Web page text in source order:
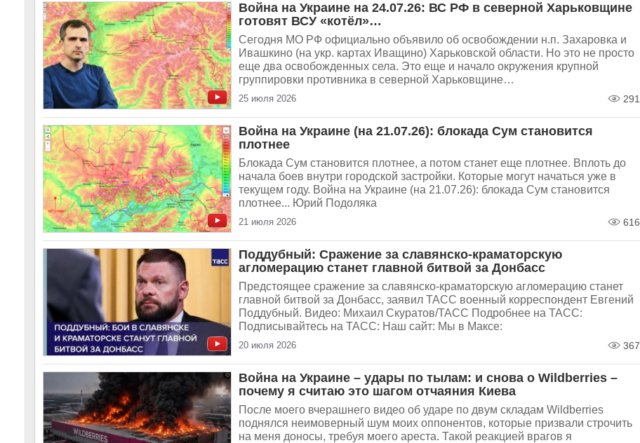
Война на Украине на 24.07.26: ВС РФ в северной Харьковщине
готовят ВСУ «котёл»…
Сегодня МО РФ официально объявило об освобождении н.п. Захаровка и
Ивашкино (на укр. картах Иващино) Харьковской области. Но это не просто
еще два освобожденных села. Это еще и начало окружения крупной
группировки противника в северной Харьковщине…
25 июля 2026 291
Война на Украине (на 21.07.26): блокада Сум становится
плотнее
Блокада Сум становится плотнее, а потом станет еще плотнее. Вплоть до
начала боев внутри городской застройки. Которые могут начаться уже в
текущем году. Война на Украине (на 21.07.26): блокада Сум становится
плотнее... Юрий Подоляка
21 июля 2026 616
Поддубный: Сражение за славянско-краматорскую
агломерацию станет главной битвой за Донбасс
Предстоящее сражение за славянско-краматорскую агломерацию станет
главной битвой за Донбасс, заявил ТАСС военный корреспондент Евгений
Поддубный. Видео: Михаил Скуратов/ТАСС Подробнее на ТАСС:
Подписывайтесь на ТАСС: Наш сайт: Мы в Максе:
20 июля 2026 367
Война на Украине – удары по тылам: и снова о Wildberries –
почему я считаю это шагом отчаяния Киева
После моего вчерашнего видео об ударе по двум складам Wildberries
поднялся неимоверный шум моих оппонентов, которые призвали строчить
на меня доносы, требуя моего ареста. Такой реакцией врагов я